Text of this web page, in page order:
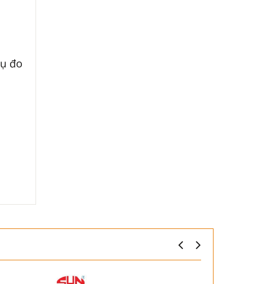
đo